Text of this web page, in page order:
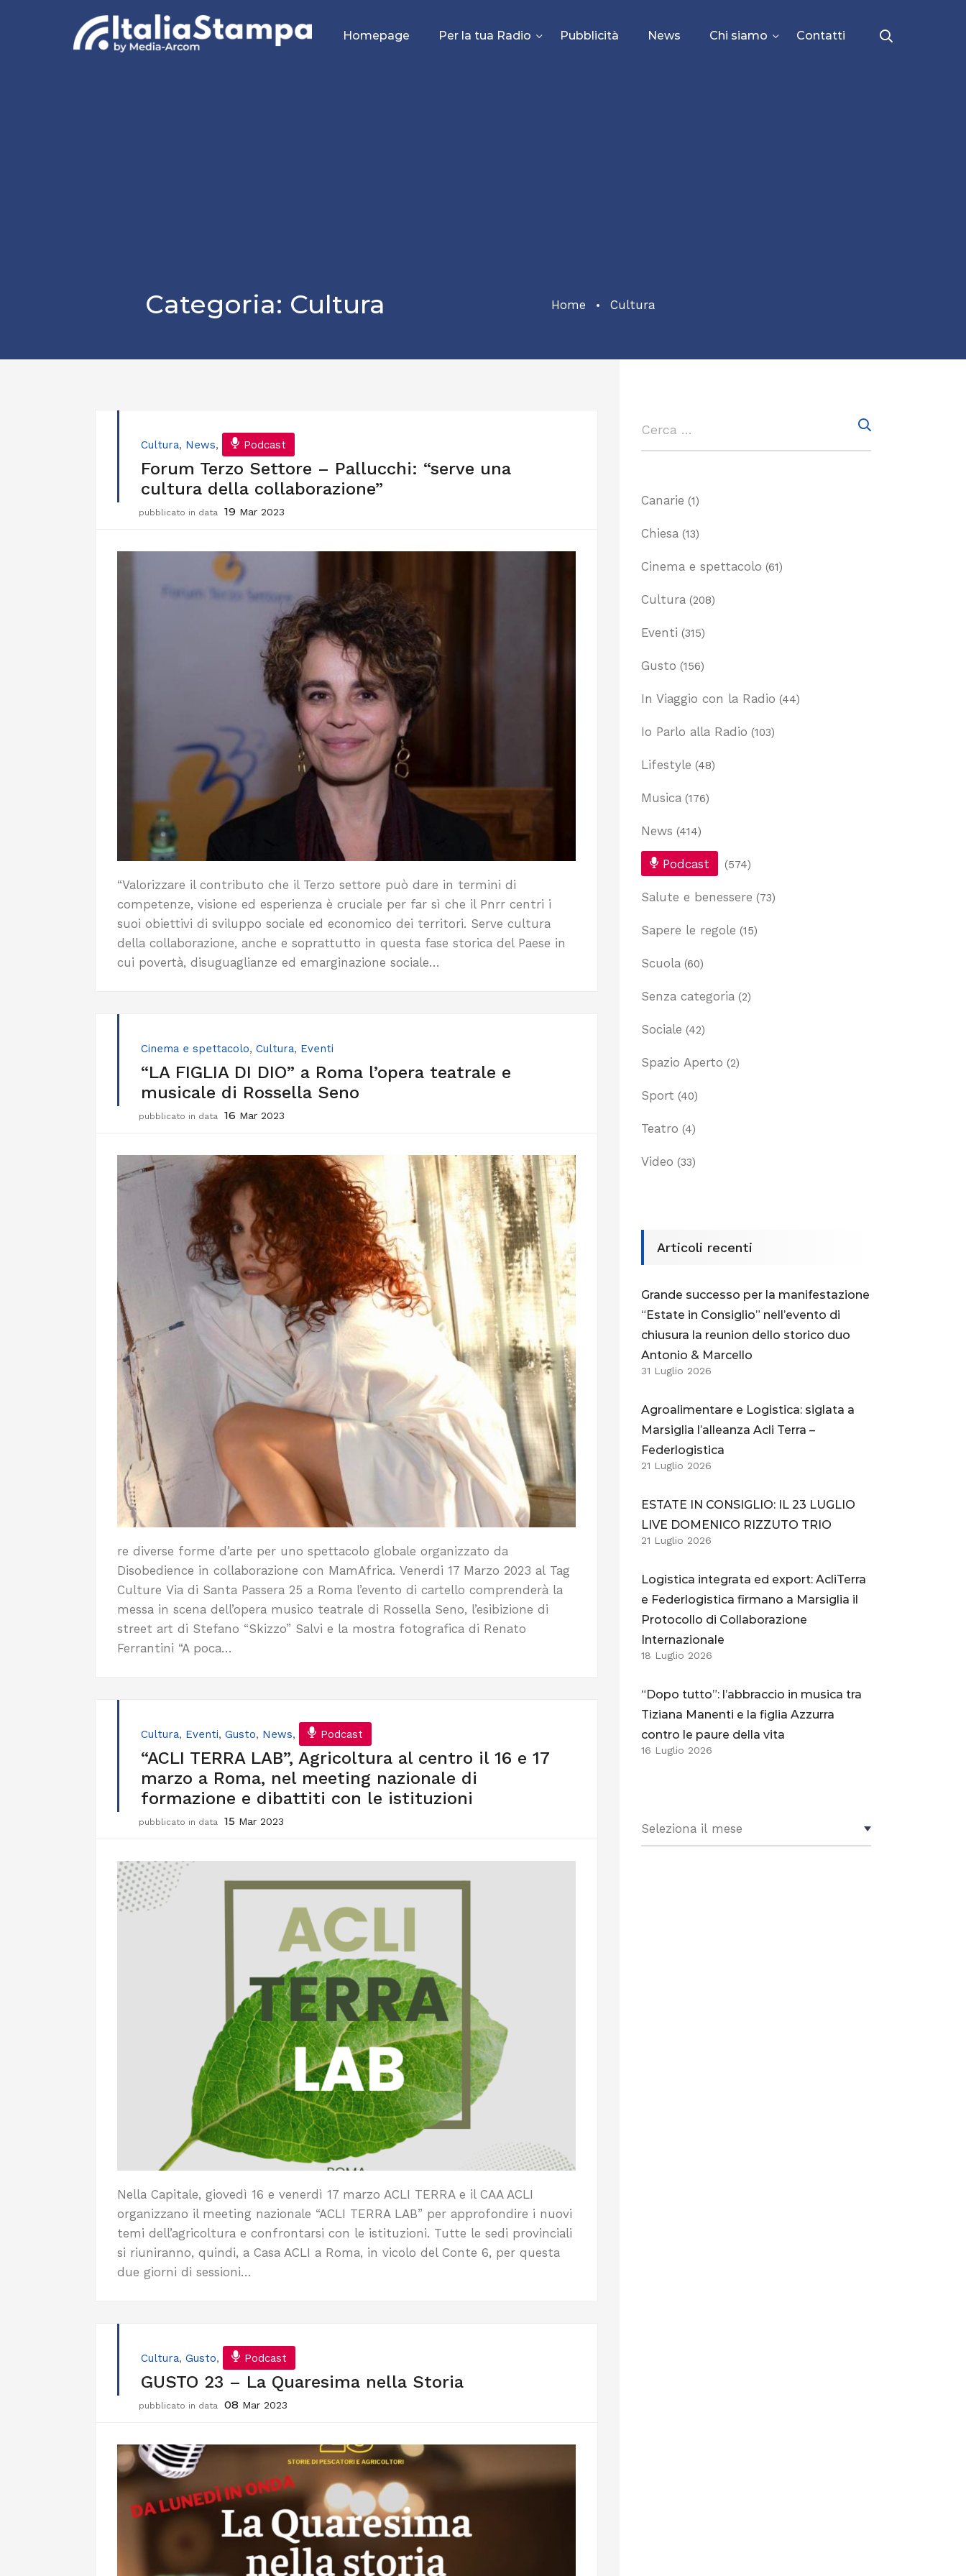
Homepage Per la tua Radio Pubblicità News Chi siamo Contatti
Categoria: Cultura Home Cultura
Cultura, News, Podcast
Forum Terzo Settore – Pallucchi: “serve una
cultura della collaborazione”
pubblicato in data 19 Mar 2023
“Valorizzare il contributo che il Terzo settore può dare in termini di
competenze, visione ed esperienza è cruciale per far sì che il Pnrr centri i
suoi obiettivi di sviluppo sociale ed economico dei territori. Serve cultura
della collaborazione, anche e soprattutto in questa fase storica del Paese in
cui povertà, disuguaglianze ed emarginazione sociale…
Cinema e spettacolo, Cultura, Eventi
“LA FIGLIA DI DIO” a Roma l’opera teatrale e
musicale di Rossella Seno
pubblicato in data 16 Mar 2023
re diverse forme d’arte per uno spettacolo globale organizzato da
Disobedience in collaborazione con MamAfrica. Venerdi 17 Marzo 2023 al Tag
Culture Via di Santa Passera 25 a Roma l’evento di cartello comprenderà la
messa in scena dell’opera musico teatrale di Rossella Seno, l’esibizione di
street art di Stefano “Skizzo” Salvi e la mostra fotografica di Renato
Ferrantini “A poca…
Cultura, Eventi, Gusto, News, Podcast
“ACLI TERRA LAB”, Agricoltura al centro il 16 e 17
marzo a Roma, nel meeting nazionale di
formazione e dibattiti con le istituzioni
pubblicato in data 15 Mar 2023
Nella Capitale, giovedì 16 e venerdì 17 marzo ACLI TERRA e il CAA ACLI
organizzano il meeting nazionale “ACLI TERRA LAB” per approfondire i nuovi
temi dell’agricoltura e confrontarsi con le istituzioni. Tutte le sedi provinciali
si riuniranno, quindi, a Casa ACLI a Roma, in vicolo del Conte 6, per questa
due giorni di sessioni…
Cultura, Gusto, Podcast
GUSTO 23 – La Quaresima nella Storia
pubblicato in data 08 Mar 2023
Canarie (1)
Chiesa (13)
Cinema e spettacolo (61)
Cultura (208)
Eventi (315)
Gusto (156)
In Viaggio con la Radio (44)
Io Parlo alla Radio (103)
Lifestyle (48)
Musica (176)
News (414)
Podcast (574)
Salute e benessere (73)
Sapere le regole (15)
Scuola (60)
Senza categoria (2)
Sociale (42)
Spazio Aperto (2)
Sport (40)
Teatro (4)
Video (33)
Articoli recenti
Grande successo per la manifestazione
“Estate in Consiglio” nell’evento di
chiusura la reunion dello storico duo
Antonio & Marcello
31 Luglio 2026
Agroalimentare e Logistica: siglata a
Marsiglia l’alleanza Acli Terra –
Federlogistica
21 Luglio 2026
ESTATE IN CONSIGLIO: IL 23 LUGLIO
LIVE DOMENICO RIZZUTO TRIO
21 Luglio 2026
Logistica integrata ed export: AcliTerra
e Federlogistica firmano a Marsiglia il
Protocollo di Collaborazione
Internazionale
18 Luglio 2026
“Dopo tutto”: l’abbraccio in musica tra
Tiziana Manenti e la figlia Azzurra
contro le paure della vita
16 Luglio 2026